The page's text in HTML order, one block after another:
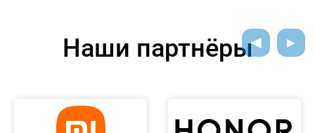
Наши партнёры